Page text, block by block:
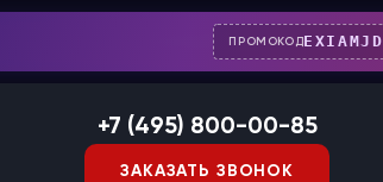
ПРОМОКОДEXIAMJD
+7 (495) 800-00-85
ЗАКАЗАТЬ ЗВОНОК